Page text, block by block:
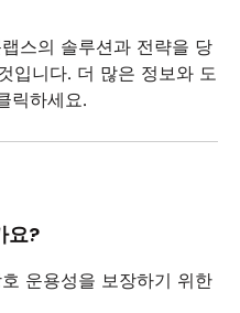
스의 솔루션과 전략을 당
입니다. 더 많은 정보와 도
릭하세요.
요?
운용성을 보장하기 위한